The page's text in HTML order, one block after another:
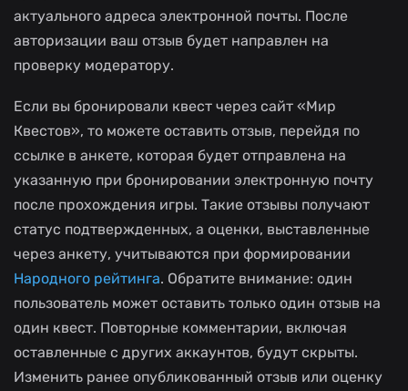
актуального адреса электронной почты. После
авторизации ваш отзыв будет направлен на
проверку модератору.
Если вы бронировали квест через сайт «Мир
Квестов», то можете оставить отзыв, перейдя по
ссылке в анкете, которая будет отправлена на
указанную при бронировании электронную почту
после прохождения игры. Такие отзывы получают
статус подтвержденных, а оценки, выставленные
через анкету, учитываются при формировании
Народного рейтинга. Обратите внимание: один
пользователь может оставить только один отзыв на
один квест. Повторные комментарии, включая
оставленные с других аккаунтов, будут скрыты.
Изменить ранее опубликованный отзыв или оценку